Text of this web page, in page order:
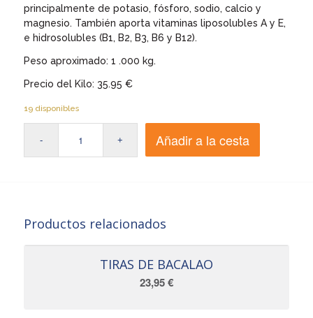
principalmente de potasio, fósforo, sodio, calcio y
magnesio. También aporta vitaminas liposolubles A y E,
e hidrosolubles (B1, B2, B3, B6 y B12).
Peso aproximado: 1 .000 kg.
Precio del Kilo: 35.95 €
19 disponibles
Añadir a la cesta
Productos relacionados
TIRAS DE BACALAO
23,95€